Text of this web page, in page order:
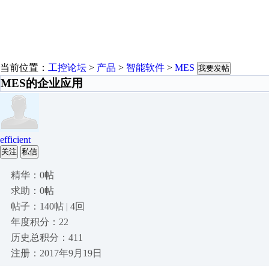
当前位置： 工控论坛 > 产品 > 智能软件 > MES 我要发帖
MES的企业应用
efficient
关注 私信
精华：0帖
求助：0帖
帖子：140帖 | 4回
年度积分：22
历史总积分：411
注册：2017年9月19日